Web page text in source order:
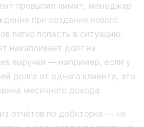
превысил лимит, менеджер
при создании нового
легко попасть в ситуацию,
накапливает долг на
выручки — например, если у
долга от одного клиента, это
месячного дохода.
отчётов по дебиторке — не